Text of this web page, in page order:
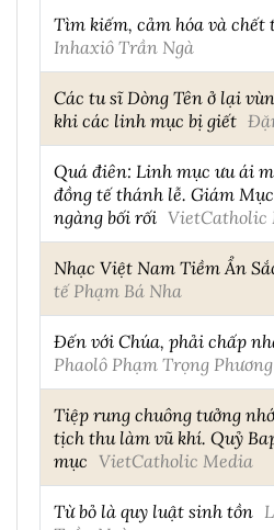
Tìm kiếm, cảm hóa và chết
Inhaxiô Trần Ngà
Các tu sĩ Dòng Tên ở lại
khi các linh mục bị giết
Quá điên: Linh mục ưu ái
đồng tế thánh lễ. Giám
ngàng bối rối VietCatholic
Nhạc Việt Nam Tiềm Ẩn
tế Phạm Bá Nha
Đến với Chúa, phải chấp
Phaolô Phạm Trọng Phương
Tiệp rung chuông tưởng
tịch thu làm vũ khí. Quỷ
mục VietCatholic Media
Từ bỏ là quy luật sinh tồn